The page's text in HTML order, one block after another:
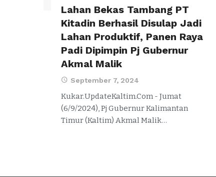
Lahan Bekas Tambang PT
Kitadin Berhasil Disulap Jadi
Lahan Produktif, Panen Raya
Padi Dipimpin Pj Gubernur
Akmal Malik
September 7, 2024
Kukar.UpdateKaltim.Com - Jumat
(6/9/2024), Pj Gubernur Kalimantan
Timur (Kaltim) Akmal Malik…